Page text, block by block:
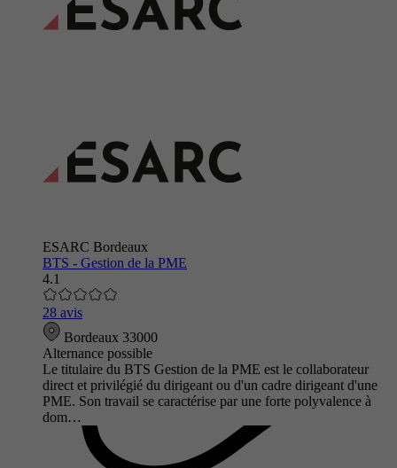
ESARC Bordeaux
BTS - Gestion de la PME
4.1
28 avis
Bordeaux 33000
Alternance possible
Le titulaire du BTS Gestion de la PME est le collaborateur
direct et privilégié du dirigeant ou d'un cadre dirigeant d'une
PME. Son travail se caractérise par une forte polyvalence à
dom…